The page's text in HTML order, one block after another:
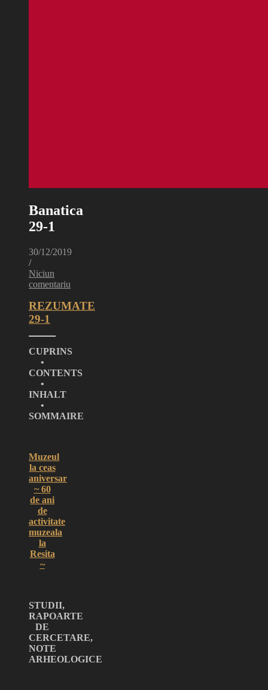
Banatica
29-1
30/12/2019
/
Niciun
comentariu
REZUMATE
29-1
CUPRINS
•
CONTENTS
•
INHALT
•
SOMMAIRE
Muzeul
la ceas
aniversar
~ 60
de ani
de
activitate
muzeala
la
Resita
~
STUDII,
RAPOARTE
DE
CERCETARE,
NOTE
ARHEOLOGICE